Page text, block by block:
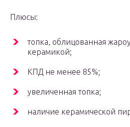
Плюсы:
топка, облицованная
керамикой;
КПД не менее 85%;
увеличенная топка;
наличие керамической